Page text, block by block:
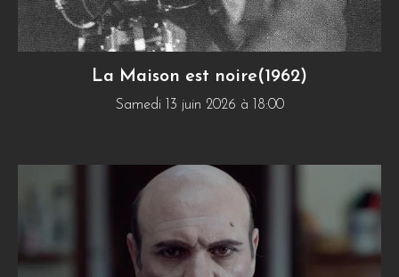
La Maison est noire(1962)
Samedi 13 juin 2026 à 18:00